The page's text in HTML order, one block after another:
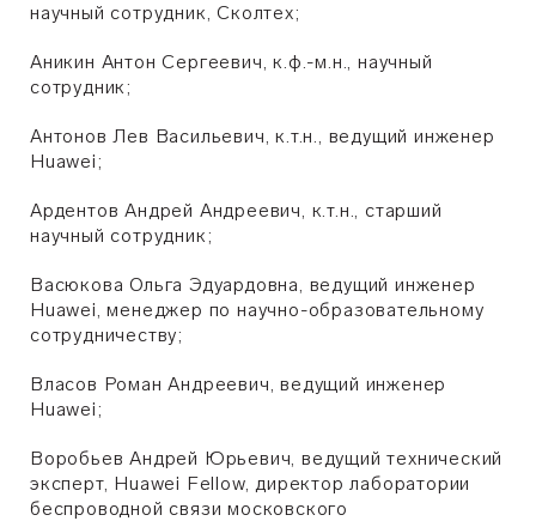
научный сотрудник, Сколтех;
Аникин Антон Сергеевич, к.ф.-м.н., научный
сотрудник;
Антонов Лев Васильевич, к.т.н., ведущий инженер
Huawei;
Ардентов Андрей Андреевич, к.т.н., старший
научный сотрудник;
Васюкова Ольга Эдуардовна, ведущий инженер
Huawei, менеджер по научно-образовательному
сотрудничеству;
Власов Роман Андреевич, ведущий инженер
Huawei;
Воробьев Андрей Юрьевич, ведущий технический
эксперт, Huawei Fellow, директор лаборатории
беспроводной связи московского